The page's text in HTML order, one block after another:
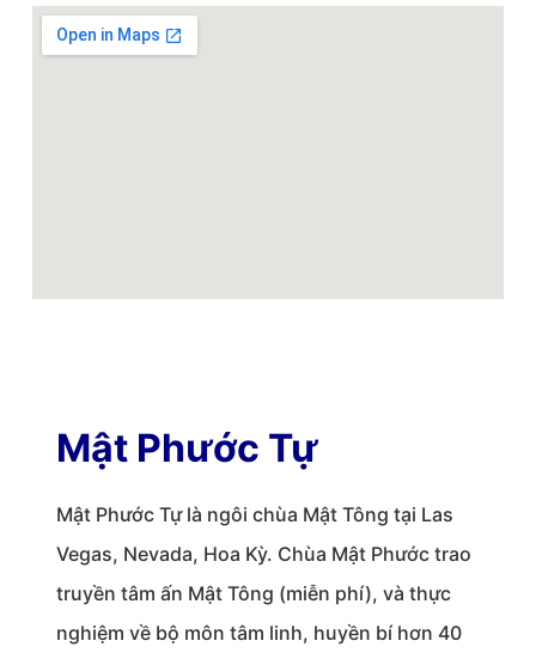
Mật Phước Tự
Mật Phước Tự là ngôi chùa Mật Tông tại Las
Vegas, Nevada, Hoa Kỳ. Chùa Mật Phước trao
truyền tâm ấn Mật Tông (miễn phí), và thực
nghiệm về bộ môn tâm linh, huyền bí hơn 40